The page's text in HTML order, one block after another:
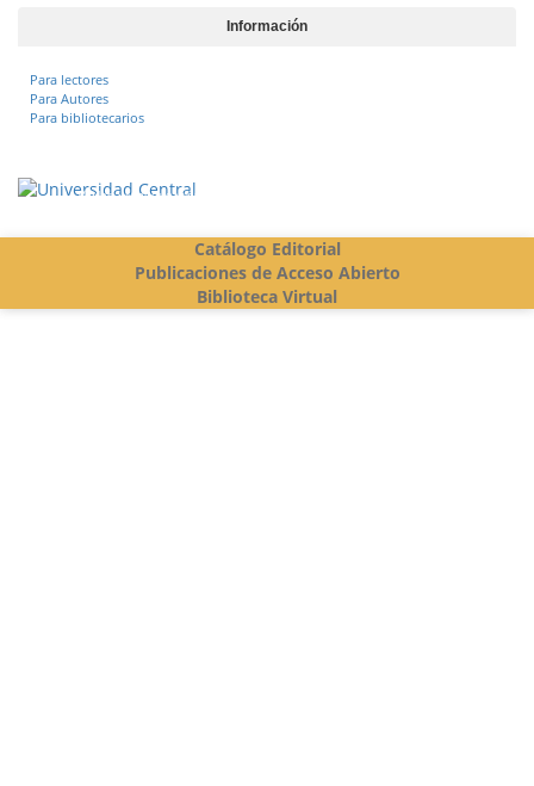
Información
Para lectores
Para Autores
Para bibliotecarios
Vigilada Mineducación
Catálogo Editorial
Publicaciones de Acceso Abierto
Biblioteca Virtual